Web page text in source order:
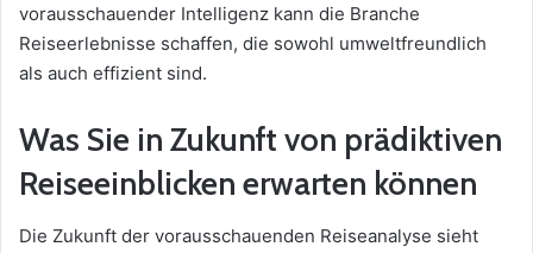
vorausschauender Intelligenz kann die Branche
Reiseerlebnisse schaffen, die sowohl umweltfreundlich
als auch effizient sind.
Was Sie in Zukunft von prädiktiven
Reiseeinblicken erwarten können
Die Zukunft der vorausschauenden Reiseanalyse sieht